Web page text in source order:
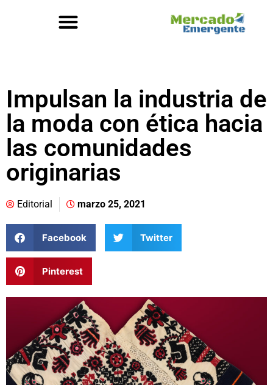
Impulsan la industria de
la moda con ética hacia
las comunidades
originarias
Editorial marzo 25, 2021
Facebook Twitter
Pinterest